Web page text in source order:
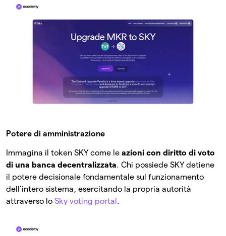
Potere di amministrazione
Immagina il token SKY come le azioni con diritto di voto
di una banca decentralizzata. Chi possiede SKY detiene
il potere decisionale fondamentale sul funzionamento
dell’intero sistema, esercitando la propria autorità
attraverso lo Sky voting portal .